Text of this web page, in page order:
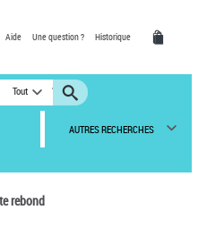
Aide Une question ? Historique
Tout
AUTRES RECHERCHES
rebond